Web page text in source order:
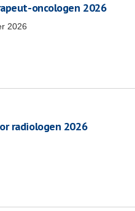
oncologen 2026
2026
radiologen 2026